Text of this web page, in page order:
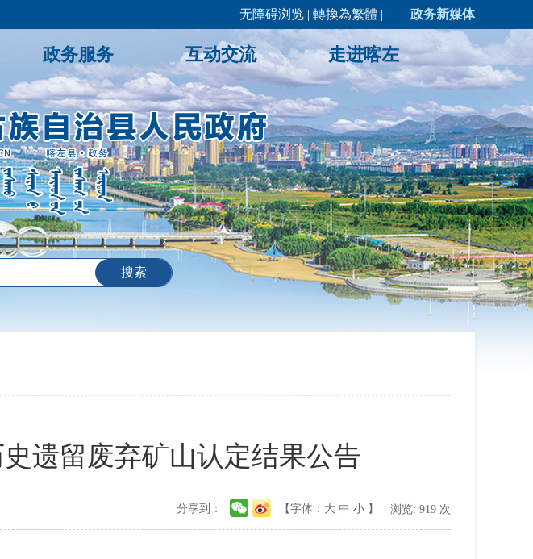
无障碍浏览 | 轉換為繁體 | 政务新媒体
政务服务 互动交流 走进喀左
遗留废弃矿山认定结果公告
【字体： 大 中 小 】 浏览: 919 次
分享到：